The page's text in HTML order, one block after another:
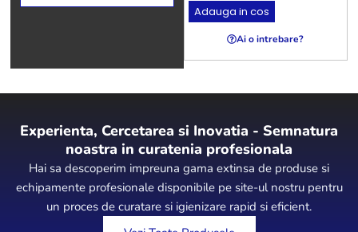
Adauga in cos
Ai o intrebare?
Experienta, Cercetarea si Inovatia - Semnatura
noastra in curatenia profesionala
Hai sa descoperim impreuna gama extinsa de produse si
echipamente profesionale disponibile pe site-ul nostru pentru
un proces de curatare si igienizare rapid si eficient.